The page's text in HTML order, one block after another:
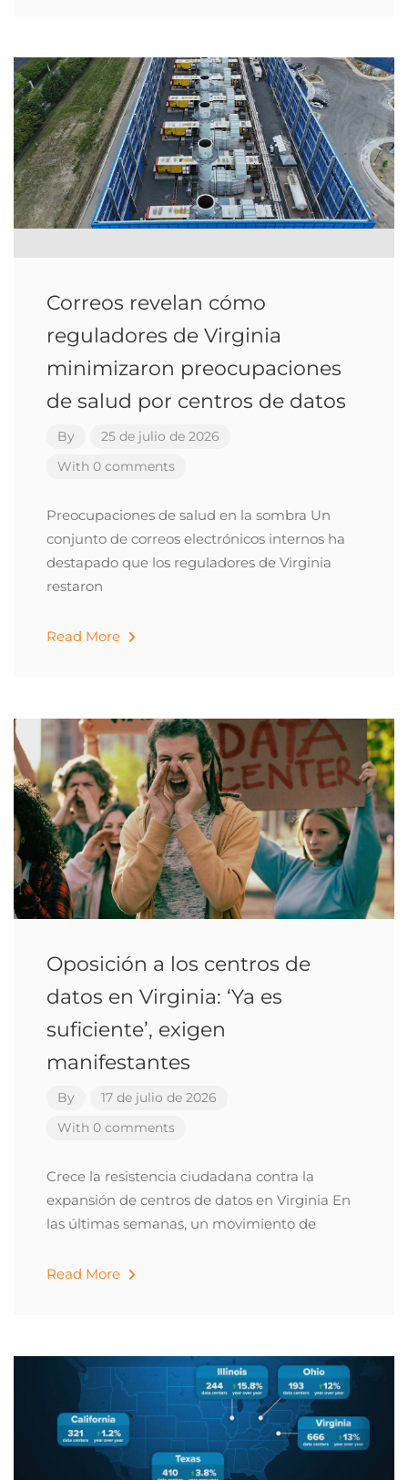
Correos revelan cómo
reguladores de Virginia
minimizaron preocupaciones
de salud por centros de datos
By
25 de julio de 2026
With 0 comments
Preocupaciones de salud en la sombra Un
conjunto de correos electrónicos internos ha
destapado que los reguladores de Virginia
restaron
Read More
Oposición a los centros de
datos en Virginia: ‘Ya es
suficiente’, exigen
manifestantes
By
17 de julio de 2026
With 0 comments
Crece la resistencia ciudadana contra la
expansión de centros de datos en Virginia En
las últimas semanas, un movimiento de
Read More